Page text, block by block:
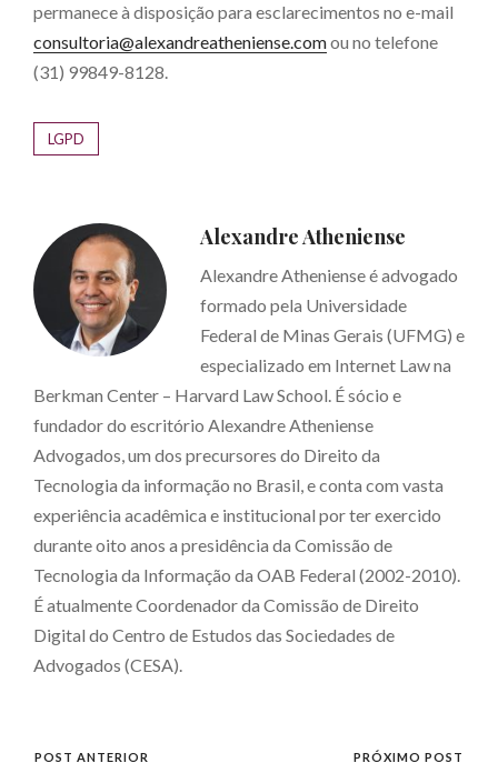
permanece à disposição para esclarecimentos no e-mail
consultoria@alexandreatheniense.comou no telefone
(31) 99849-8128.
LGPD
Alexandre Atheniense
Alexandre Atheniense é advogado
formado pela Universidade
Federal de Minas Gerais (UFMG) e
especializado em Internet Law na
Berkman Center – Harvard Law School. É sócio e
fundador do escritório Alexandre Atheniense
Advogados, um dos precursores do Direito da
Tecnologia da informação no Brasil, e conta com vasta
experiência acadêmica e institucional por ter exercido
durante oito anos a presidência da Comissão de
Tecnologia da Informação da OAB Federal (2002-2010).
É atualmente Coordenador da Comissão de Direito
Digital do Centro de Estudos das Sociedades de
Advogados (CESA).
POST ANTERIOR PRÓXIMO POST